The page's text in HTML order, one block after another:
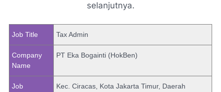
selanjutnya.
Job Title Tax Admin
Company
Name
PT Eka Bogainti (HokBen)
Job
Kec. Ciracas, Kota Jakarta Timur, Daerah